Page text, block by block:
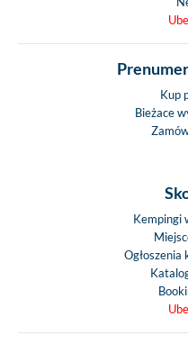
Kup
Bieżace
Kempingi
Ogłoszenia